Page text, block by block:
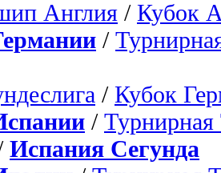
Англия / Кубок
/
/ Кубок
/ Турнирная
Испания Сегунда